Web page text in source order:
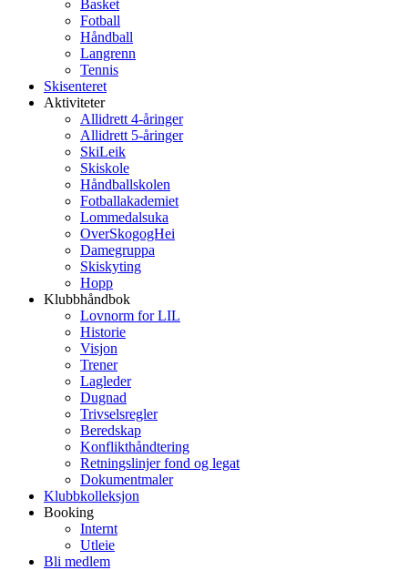
Basket
Fotball
Håndball
Langrenn
Tennis
Skisenteret
Aktiviteter
Allidrett 4-åringer
Allidrett 5-åringer
SkiLeik
Skiskole
Håndballskolen
Fotballakademiet
Lommedalsuka
OverSkogogHei
Damegruppa
Skiskyting
Hopp
Klubbhåndbok
Lovnorm for LIL
Historie
Visjon
Trener
Lagleder
Dugnad
Trivselsregler
Beredskap
Konflikthåndtering
Retningslinjer fond og legat
Dokumentmaler
Klubbkolleksjon
Booking
Internt
Utleie
Bli medlem